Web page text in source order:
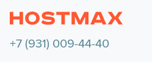
+7 (931) 009-44-40